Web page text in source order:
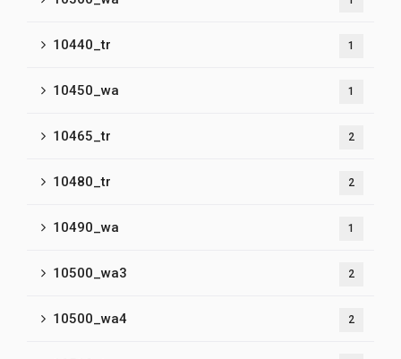
10440_tr 1
10450_wa 1
10465_tr 2
10480_tr 2
10490_wa 1
10500_wa3 2
10500_wa4 2